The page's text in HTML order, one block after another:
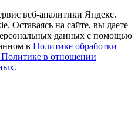
веб-аналитики Яндекс.
Оставаясь на сайте, вы даете
данных с помощью
в Политике обработки
Политике в отношении